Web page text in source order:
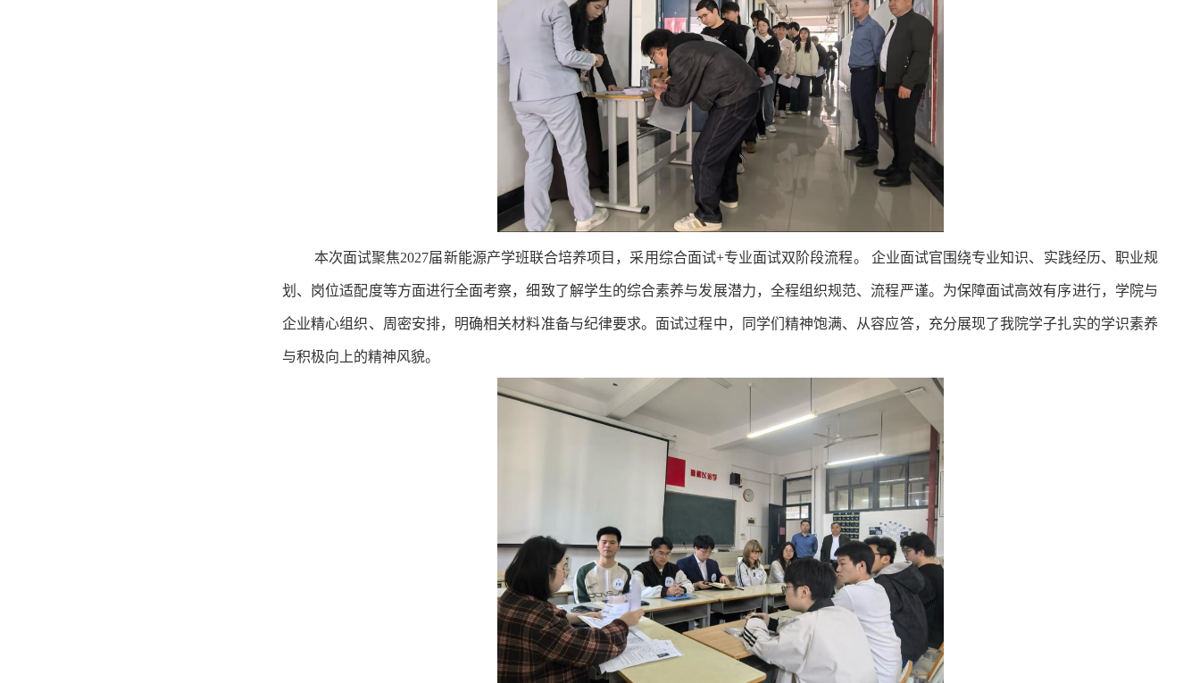
本次面试聚焦2027届新能源产学班联合培养项目，采用综合面试+专业面试双阶段流程。 企业面试官围绕专业知识、实践经历、职业规
划、岗位适配度等方面进行全面考察，细致了解学生的综合素养与发展潜力，全程组织规范、流程严谨。为保障面试高效有序进行，学院与
企业精心组织、周密安排，明确相关材料准备与纪律要求。面试过程中，同学们精神饱满、从容应答，充分展现了我院学子扎实的学识素养
与积极向上的精神风貌。